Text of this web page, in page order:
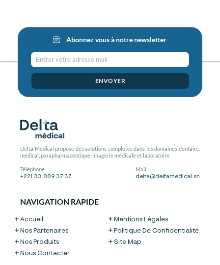
Abonnez vous à notre newsletter
Entrer votre adresse mail
ENVOYER
Delta Médical propose des solutions complètes dans les domaines dentaire,
médical, parapharmaceutique, imagerie médicale et laboratoire.
Téléphone
+221 33 889 37 37
Mail
delta@deltamedical.sn
NAVIGATION RAPIDE
Accueil
Nos Partenaires
Nos Produits
Nous Contacter
Mentions Légales
Politique De Confidentialité
Site Map